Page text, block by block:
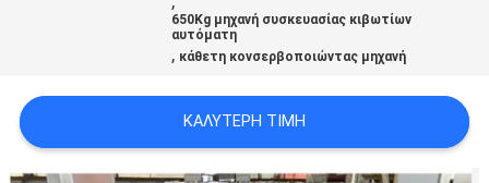
SITEMAP
650Kg μηχανή συσκευασίας κιβωτίων
αυτόματη
, κάθετη κονσερβοποιώντας μηχανή
ΚΑΛΎΤΕΡΗ ΤΙΜΉ